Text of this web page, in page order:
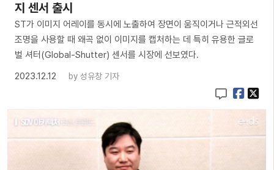
지 센서 출시
ST가 이미지 어레이를 동시에 노출하여 장면이 움직이거나 근적외선
조명을 사용할 때 왜곡 없이 이미지를 캡처하는 데 특히 유용한 글로
벌 셔터(Global-Shutter) 센서를 시장에 선보였다.
2023.12.12
by 성유창 기자